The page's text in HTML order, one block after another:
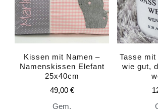
Kissen mit Namen –
Namenskissen Elefant
25x40cm
49,00 €
Gem.
Tasse
wie gut,